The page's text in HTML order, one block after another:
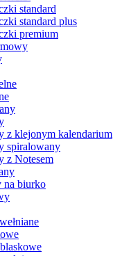
standard
standard plus
premium
z klejonym kalendarium
spiralowany
z Notesem
na biurko